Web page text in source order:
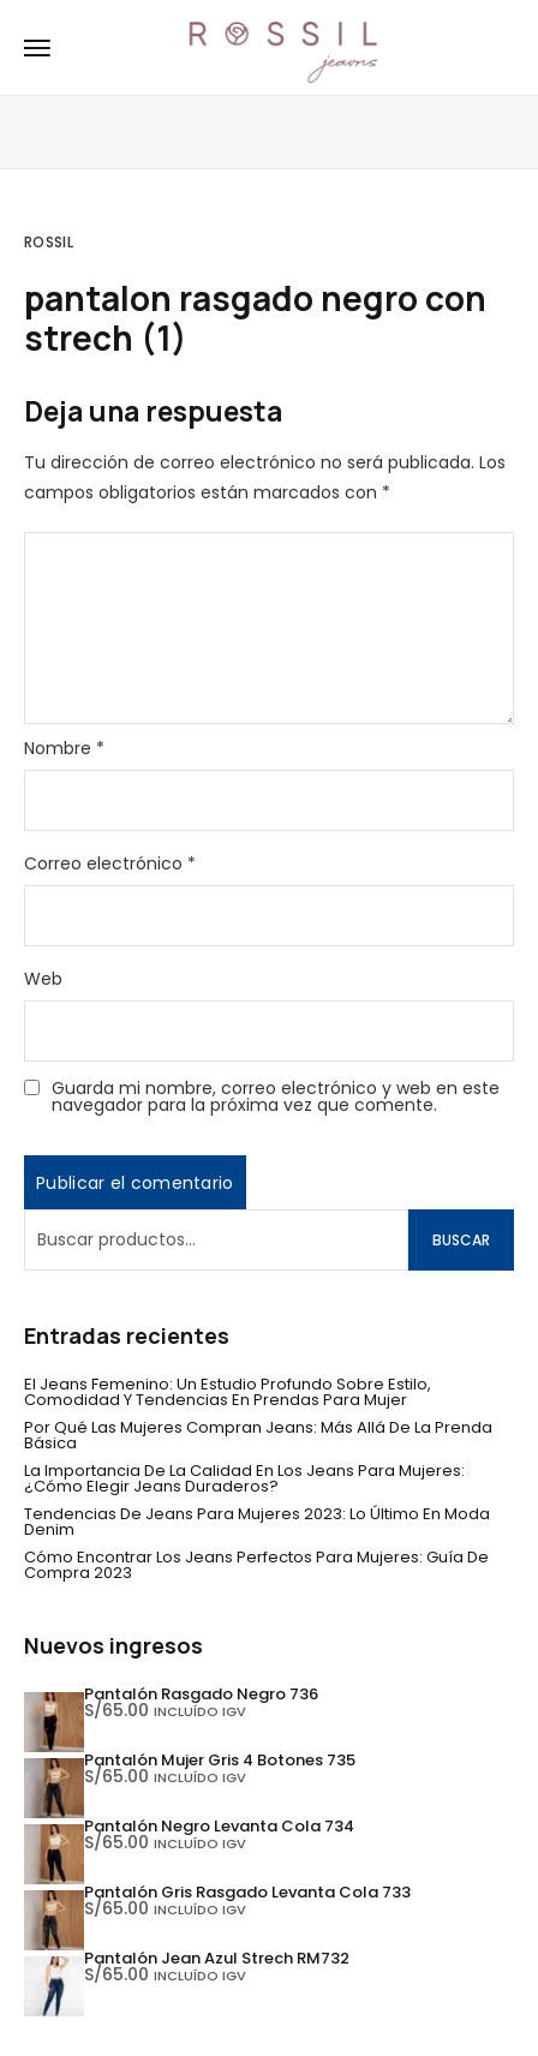
ROSSIL
pantalon rasgado negro con
strech (1)
Deja una respuesta
Tu dirección de correo electrónico no será publicada. Los
campos obligatorios están marcados con *
Nombre *
Correo electrónico *
Web
Guarda mi nombre, correo electrónico y web en este
navegador para la próxima vez que comente.
BUSCAR
Entradas recientes
El Jeans Femenino: Un Estudio Profundo Sobre Estilo,
Comodidad Y Tendencias En Prendas Para Mujer
Por Qué Las Mujeres Compran Jeans: Más Allá De La Prenda
Básica
La Importancia De La Calidad En Los Jeans Para Mujeres:
¿Cómo Elegir Jeans Duraderos?
Tendencias De Jeans Para Mujeres 2023: Lo Último En Moda
Denim
Cómo Encontrar Los Jeans Perfectos Para Mujeres: Guía De
Compra 2023
Nuevos ingresos
Pantalón Rasgado Negro 736
S/65.00 INCLUÍDO IGV
Pantalón Mujer Gris 4 Botones 735
S/65.00 INCLUÍDO IGV
Pantalón Negro Levanta Cola 734
S/65.00 INCLUÍDO IGV
Pantalón Gris Rasgado Levanta Cola 733
S/65.00 INCLUÍDO IGV
Pantalón Jean Azul Strech RM732
S/65.00 INCLUÍDO IGV